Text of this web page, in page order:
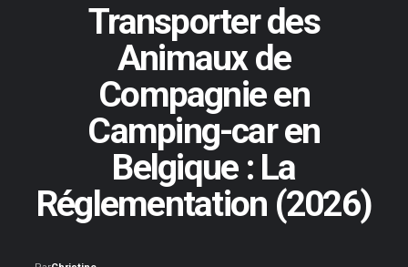
Transporter des
Animaux de
Compagnie en
Camping-car en
Belgique : La
Réglementation (2026)